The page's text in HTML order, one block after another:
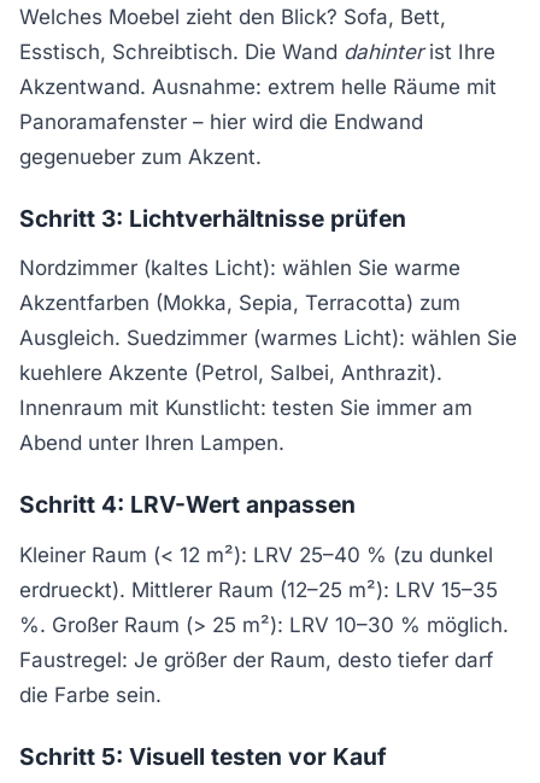
Welches Moebel zieht den Blick? Sofa, Bett,
Esstisch, Schreibtisch. Die Wand dahinterist Ihre
Akzentwand. Ausnahme: extrem helle Räume mit
Panoramafenster – hier wird die Endwand
gegenueber zum Akzent.
Schritt 3: Lichtverhältnisse prüfen
Nordzimmer (kaltes Licht): wählen Sie warme
Akzentfarben (Mokka, Sepia, Terracotta) zum
Ausgleich. Suedzimmer (warmes Licht): wählen Sie
kuehlere Akzente (Petrol, Salbei, Anthrazit).
Innenraum mit Kunstlicht: testen Sie immer am
Abend unter Ihren Lampen.
Schritt 4: LRV-Wert anpassen
Kleiner Raum (< 12 m²): LRV 25–40 % (zu dunkel
erdrueckt). Mittlerer Raum (12–25 m²): LRV 15–35
%. Großer Raum (> 25 m²): LRV 10–30 % möglich.
Faustregel: Je größer der Raum, desto tiefer darf
die Farbe sein.
Schritt 5: Visuell testen vor Kauf